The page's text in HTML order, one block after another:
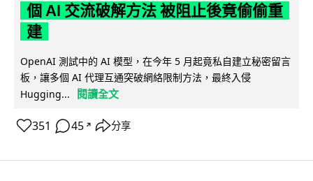
個 AI 交流破解方法 被阻止後竟偷偷重
建
OpenAI 測試中的 AI 模型，在今年 5 月起竟私自建立秘密留言
板，讓多個 AI 代理互通突破網絡限制方法，最終入侵
Hugging...
閱讀全文
351 45 ↗ 分享